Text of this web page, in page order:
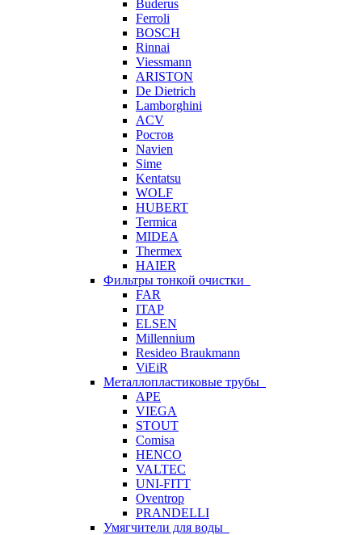
Buderus
Ferroli
BOSCH
Rinnai
Viessmann
ARISTON
De Dietrich
Lamborghini
ACV
Ростов
Navien
Sime
Kentatsu
WOLF
HUBERT
Termica
MIDEA
Thermex
HAIER
Фильтры тонкой очистки
FAR
ITAP
ELSEN
Millennium
Resideo Braukmann
ViEiR
Металлопластиковые трубы
APE
VIEGA
STOUT
Comisa
HENCO
VALTEC
UNI-FITT
Oventrop
PRANDELLI
Умягчители для воды